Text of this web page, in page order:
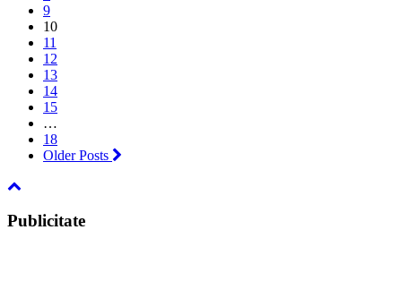
9
10
11
12
13
14
15
…
18
Older Posts
Publicitate